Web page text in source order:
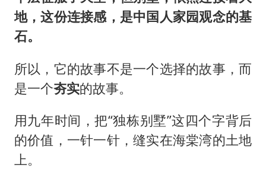
地，这份连接感，是中国人家园观念的基
石。
所以，它的故事不是一个选择的故事，而
是一个夯实的故事。
用九年时间，把“独栋别墅”这四个字背后
的价值，一针一针，缝实在海棠湾的土地
上。